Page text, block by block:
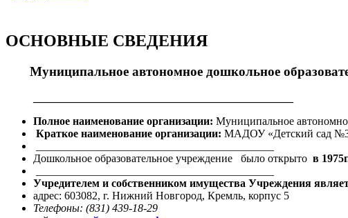
ОСНОВНЫЕ СВЕДЕНИЯ
Муниципальное автономное дошкольное
Полное наименование организации: Муниципальное
Краткое наименование организации: МАДОУ «Детский сад
Дошкольное образовательное учреждение было открыто в
Учредителем и собственником имущества Учреждения
адрес: 603082, г. Нижний Новгород, Кремль, корпус 5
Телефоны: (831) 439-18-29